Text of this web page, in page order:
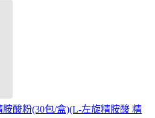
酸粉(30包/盒)(L-左旋精胺酸 精